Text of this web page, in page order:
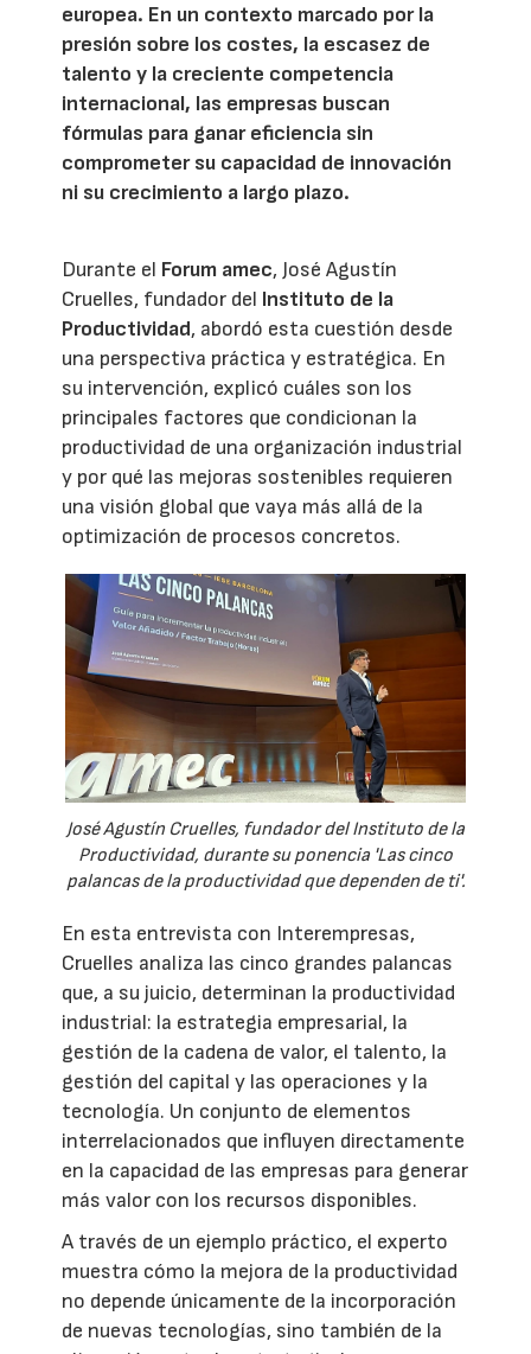
europea. En un contexto marcado por la
presión sobre los costes, la escasez de
talento y la creciente competencia
internacional, las empresas buscan
fórmulas para ganar eficiencia sin
comprometer su capacidad de innovación
ni su crecimiento a largo plazo.
Durante el Forum amec, José Agustín
Cruelles, fundador del Instituto de la
Productividad, abordó esta cuestión desde
una perspectiva práctica y estratégica. En
su intervención, explicó cuáles son los
principales factores que condicionan la
productividad de una organización industrial
y por qué las mejoras sostenibles requieren
una visión global que vaya más allá de la
optimización de procesos concretos.
José Agustín Cruelles, fundador del Instituto de la
Productividad, durante su ponencia 'Las cinco
palancas de la productividad que dependen de ti'.
En esta entrevista con Interempresas,
Cruelles analiza las cinco grandes palancas
que, a su juicio, determinan la productividad
industrial: la estrategia empresarial, la
gestión de la cadena de valor, el talento, la
gestión del capital y las operaciones y la
tecnología. Un conjunto de elementos
interrelacionados que influyen directamente
en la capacidad de las empresas para generar
más valor con los recursos disponibles.
A través de un ejemplo práctico, el experto
muestra cómo la mejora de la productividad
no depende únicamente de la incorporación
de nuevas tecnologías, sino también de la